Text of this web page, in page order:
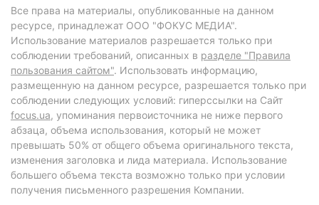
Все права на материалы, опубликованные на данном
ресурсе, принадлежат ООО "ФОКУС МЕДИА".
Использование материалов разрешается только при
соблюдении требований, описанных в разделе "Правила
пользования сайтом". Использовать информацию,
размещенную на данном ресурсе, разрешается только при
соблюдении следующих условий: гиперссылки на Сайт
focus.ua, упоминания первоисточника не ниже первого
абзаца, объема использования, который не может
превышать 50% от общего объема оригинального текста,
изменения заголовка и лида материала. Использование
большего объема текста возможно только при условии
получения письменного разрешения Компании.